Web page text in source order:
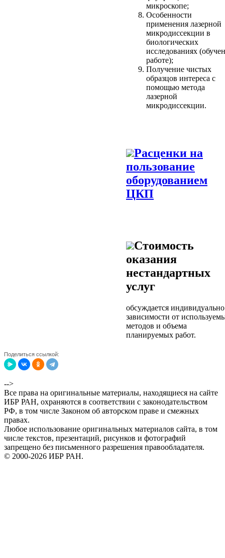
микроскопе;
Особенности
применения лазерной
микродиссекции в
биологических
исследованиях
работе);
Получение чистых
образцов интереса с
помощью метода
лазерной
микродиссекции.
Расценки на
пользование
оборудованием
ЦКП
Стоимость
оказания
нестандартных
услуг
обсуждается
зависимости от
методов и объема
планируемых работ.
Поделиться ссылкой:
-->
Все права на оригинальные материалы, находящиеся на сайте
ИБР РАН, охраняются в соответствии с законодательством
РФ, в том числе Законом об авторском праве и смежных
правах.
Любое использование оригинальных материалов сайта, в том
числе текстов, презентаций, рисунков и фотографий
запрещено без письменного разрешения правообладателя.
© 2000-2026 ИБР РАН.